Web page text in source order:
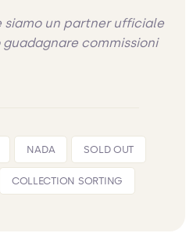
siamo un partner ufficiale
commissioni
NADA SOLD OUT
COLLECTION SORTING